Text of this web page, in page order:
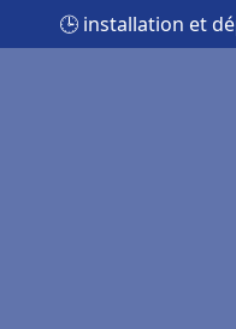
🕒 installation et